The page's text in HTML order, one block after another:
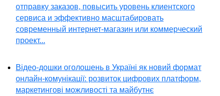
отправку заказов, повысить уровень клиентского
сервиса и эффективно масштабировать
современный интернет-магазин или коммерческий
проект...
Відео-дошки оголошень в Україні як новий формат
онлайн-комунікації: розвиток цифрових платформ,
маркетингові можливості та майбутнє